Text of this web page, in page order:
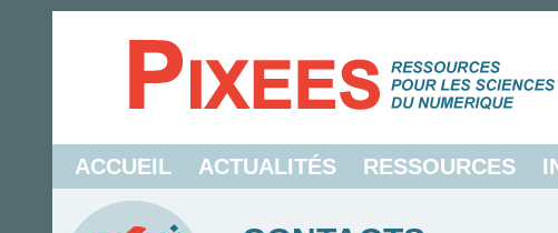
ACCUEIL ACTUALITÉS RESSOURCES